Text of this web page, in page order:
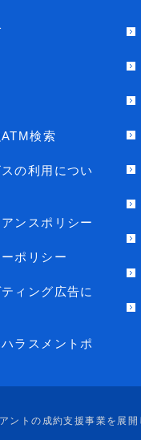
検索
の利用につい
ンスポリシー
ポリシー
ィング広告に
ラスメントポ